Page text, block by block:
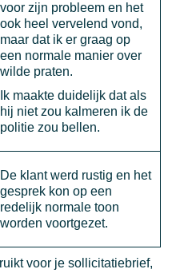
voor zijn probleem en het
ook heel vervelend vond,
maar dat ik er graag op
een normale manier over
wilde praten.
Ik maakte duidelijk dat als
hij niet zou kalmeren ik de
politie zou bellen.
De klant werd rustig en het
gesprek kon op een
redelijk normale toon
worden voortgezet.
voor je sollicitatiebrief,